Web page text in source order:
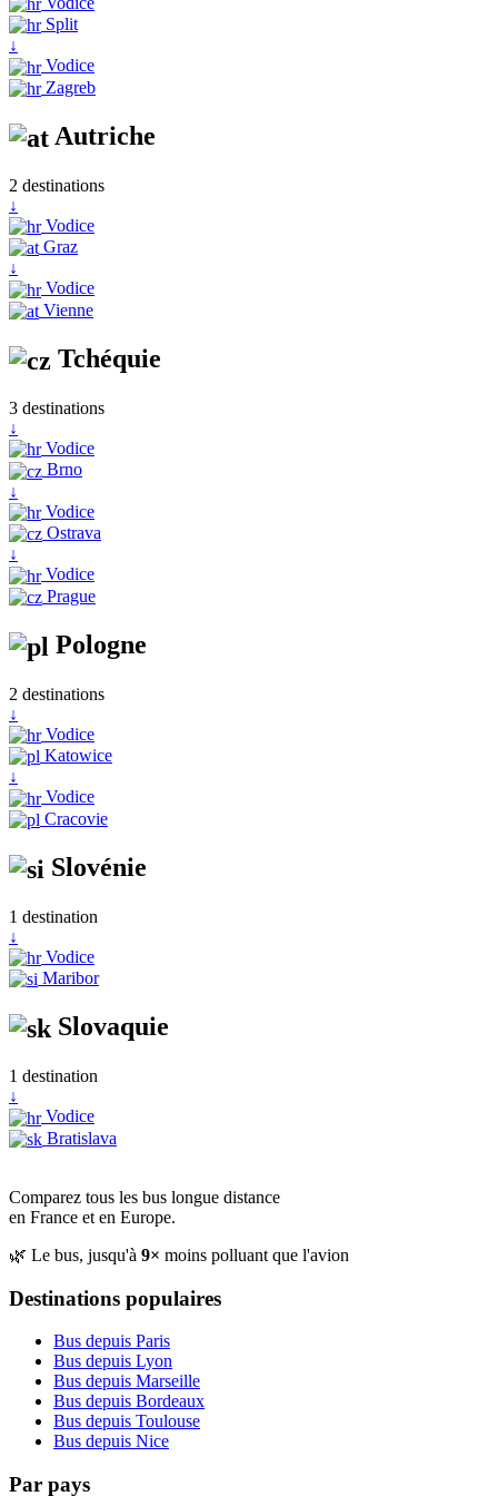
Split
↓
Vodice
Zagreb
Autriche
2 destinations
↓
Vodice
Graz
↓
Vodice
Vienne
Tchéquie
3 destinations
↓
Vodice
Brno
↓
Vodice
Ostrava
↓
Vodice
Prague
Pologne
2 destinations
↓
Vodice
Katowice
↓
Vodice
Cracovie
Slovénie
1 destination
↓
Vodice
Maribor
Slovaquie
1 destination
↓
Vodice
Bratislava
Comparez tous les bus longue distance
en France et en Europe.
🌿 Le bus, jusqu'à 9× moins polluant que l'avion
Destinations populaires
Bus depuis Paris
Bus depuis Lyon
Bus depuis Marseille
Bus depuis Bordeaux
Bus depuis Toulouse
Bus depuis Nice
Par pays